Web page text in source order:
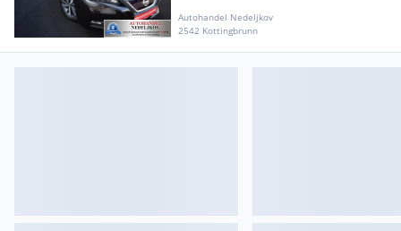
Autohandel Nedeljkov
2542 Kottingbrunn